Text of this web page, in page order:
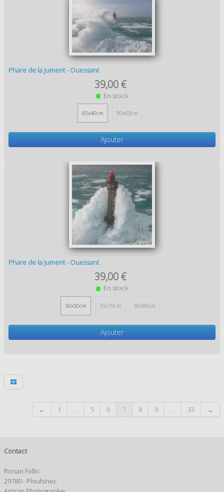
Phare de la Jument - Ouessant
39,00 €
En stock
60x40cm 90x60cm
Ajouter
Phare de la Jument - Ouessant
39,00 €
En stock
50x50cm 70x70cm 90x90cm
Ajouter
← 1 ... 5 6 7 8 9 ... 33 →
Contact
Ronan Follic
29780 - Plouhinec